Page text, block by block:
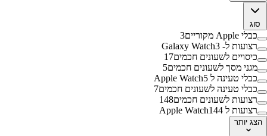
סוג
כבלי Apple מקוריים
3
רצועות ל- Galaxy Watch 3
כיסויים לשעונים חכמים17
מגני מסך לשעונים חכמים5
כבלי טעינה ל Apple Watch 5
כבלי טעינה לשעונים חכמים7
רצועות לשעונים חכמים148
רצועות ל Apple Watch 144
הצג יותר